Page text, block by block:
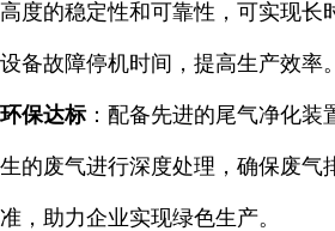
高度的稳定性和可靠性，可实现长
设备故障停机时间，提高生产效率。
环保达标：配备先进的尾气净化装
生的废气进行深度处理，确保废气
准，助力企业实现绿色生产。